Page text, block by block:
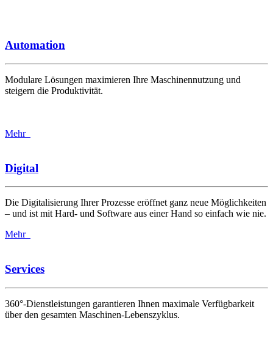
Automation
Modulare Lösungen maximieren Ihre Maschinennutzung und
steigern die Produktivität.
Mehr
Digital
Die Digitalisierung Ihrer Prozesse eröffnet ganz neue Möglichkeiten
– und ist mit Hard- und Software aus einer Hand so einfach wie nie.
Mehr
Services
360°-Dienstleistungen garantieren Ihnen maximale Verfügbarkeit
über den gesamten Maschinen-Lebenszyklus.